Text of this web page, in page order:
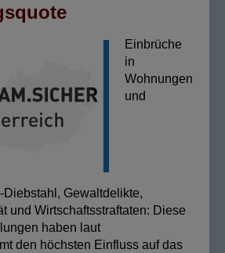
Einbrüche
in
Wohnungen
und
Diebstahl, Gewaltdelikte,
und Wirtschaftsstraftaten: Diese
haben laut
den höchsten Einfluss auf das